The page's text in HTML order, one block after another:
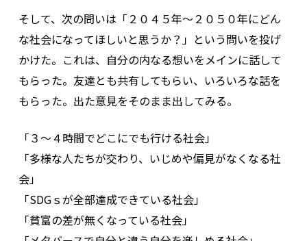
そして、次の問いは「２０４５年～２０５０年にどん
な社会になってほしいと思うか？」という問いを投げ
かけた。これは、自分の内なる想いをメインに話して
もらった。友達とも共有してもらい、いろいろな話を
もらった。出た意見をそのまま出してみる。
「３～４時間でどこにでも行ける社会」
「多様な人たちが交わり、いじめや偏見がなくなる社
会」
「SDGｓが全部達成できている社会」
「貧富の差が無くなっている社会」